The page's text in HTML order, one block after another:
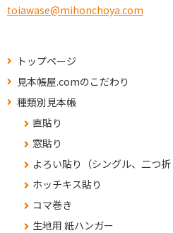
toiawase@mihonchoya.com
トップページ
見本帳屋.comのこだわり
種類別見本帳
直貼り
窓貼り
よろい貼り（シングル、二つ折
ホッチキス貼り
コマ巻き
生地用 紙ハンガー